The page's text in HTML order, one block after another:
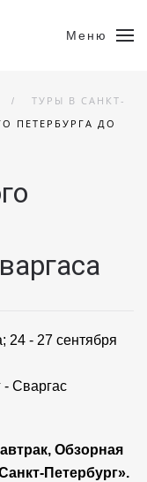
Меню
ТУРЫ В САНКТ-
ПЕТЕРБУРГА ДО
24 - 27 сентября
- Сваргас
Обзорная
Петербург».